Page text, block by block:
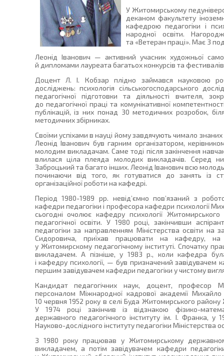
У Житомирському
деканом факультету
кафедрою педагогіки і
народної освіти.
та «Ветеран праці». Має 3
Леонід Іванович — активний учасник художньої
й дипломами лауреата багатьох конкурсів та фестивалів
Доцент Л. І. Кобзар плідно займався науковою
досліджень: психологія сільськогосподарського
педагогічної підготовки та діяльності вчителя,
до педагогічної праці та комунікативної
публікацій, із них понад 30 методичних розробок,
методичних збірниках.
Своїми успіхами в науці йому завдячують чимало
Леонід Іванович був гарним організатором,
молодим викладачам. Саме тоді після закінчення
влилася ціла плеяда молодих викладачів.
Заброцький та багато інших. Леонід Іванович всю
починаючи від того, як готуватися до занять із
організаційної роботи на кафедрі.
Період 1980-1989 рр. невід’ємно пов’язаний з
кафедри педагогіки і професора кафедри психології
сьогодні очолює кафедру психології Житомирського
педагогічної освіти. У 1980 році, закінчивши
педагогіки за направленням Міністерства освіти на
Сидоровича, приїхав працювати на кафедру, на
у Житомирскому педагогічному інституті. Спочатку
викладачем. А пізніше, у 1983 р., коли кафедра
і кафедру психології, — був призначений
першим завідувачем кафедри педагогіки у чистому
Кандидат педагогічних наук, доцент, професор
персоналом Міжнародної кадрової академії
10 червня 1952 року в селі Буда Житомирського району
У 1974 році закінчив із відзнакою фізико-
державного педагогічного інституту ім. І. Франка, у
Науково-дослідного інституту педагогіки Міністерства
З 1980 року працював у Житомирському державному
викладачем, а потім завідувачем кафедри